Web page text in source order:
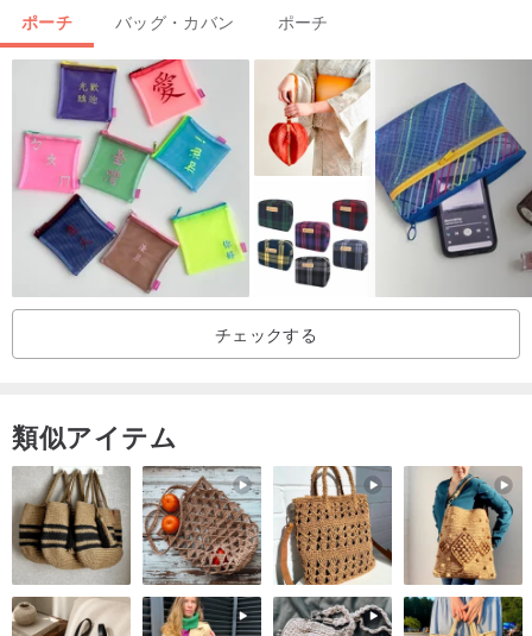
[洗浄方法]
自然乾燥し、綿を乾燥させないことをお勧めします。
*各袋はデザイナーが手で縫い合わせているため、寸法が同じになる
ことはできず、誤差は±2cm以内です。
*実際の色や画面上の色は多少の誤差がある場合があります。
起源/製造方法
ポーチ バッグ・カバン ポーチ
チェックする
類似アイテム